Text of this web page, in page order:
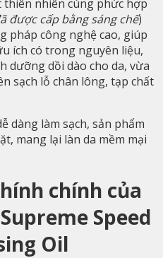
thiên nhiên cùng phức hợp
được cấp bằng sáng chế)
pháp công nghệ cao, giúp
ích có trong nguyên liệu,
dưỡng dồi dào cho da, vừa
sạch lỗ chân lông, tạp chất
dàng làm sạch, sản phẩm
mang lại làn da mềm mại
chính của
Speed
Oil